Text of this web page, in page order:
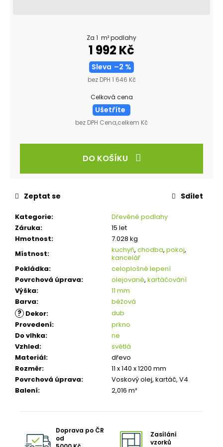
Za 1 m² podlahy
1 992 Kč
Sleva –2 %
bez DPH 1 646 Kč
Celková cena
Ušetříte
bez DPH Cena,celkem Kč
DO KOŠÍKU
Kategorie:
Dřevěné podlahy
Záruka:
15 let
Hmotnost:
7.028 kg
Místnost: kuchyň, chodba, pokoj,
kancelář
Pokládka:
celoplošné lepení
Povrchová úprava: olejované, kartáčování
Výška:
11 mm
Barva: béžová
? Dekor:
dub
Provedení:
prkno
Do vlhka:
ne
Vzhled:
světlá
Materiál:
dřevo
Rozměr:
11 x 140 x 1200 mm
Povrchová úprava:
Voskový olej, kartáč, V4
Balení: 2,016 m²
Zeptat se Sdílet
Doprava po ČR
od
Zasílání
vzorků